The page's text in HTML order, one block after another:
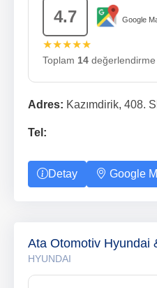
4.7 Google
★★★★★
Toplam 14 değerlendirme
Adres: Kazımdirik, 408.
Tel:
Detay Google
Ata Otomotiv Hyundai
HYUNDAI